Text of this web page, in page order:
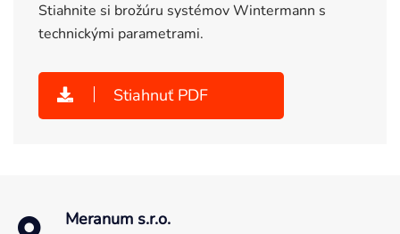
Stiahnite si brožúru systémov Wintermann s
technickými parametrami.
Stiahnuť PDF
Meranum s.r.o.